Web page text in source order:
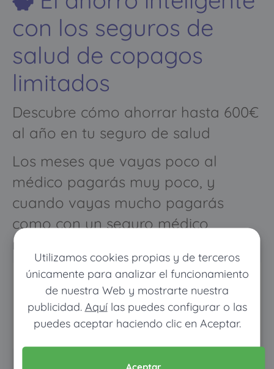
Utilizamos cookies propias y de terceros
únicamente para analizar el funcionamiento
de nuestra Web y mostrarte nuestra
publicidad. Aquílas puedes configurar o las
puedes aceptar haciendo clic en Aceptar.
Aceptar
con los seguros de
salud de copagos
limitados
Descubre cómo ahorrar hasta 600€
al año en tu seguro de salud
Los meses que vayas poco al
médico pagarás muy poco, y
cuando vayas mucho pagarás
como con un seguro médico
normal